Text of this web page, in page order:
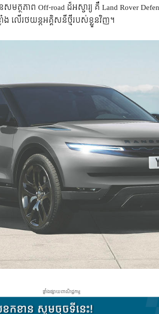
មត្ថភាព Off-road ដ៏អស្ចារ្យ គឺ Land Rover
ង លើរថយន្តអគ្គិសនីថ្មីរបស់ខ្លួនវិញ។
ផ្ទាំងផ្សាយពាណិជ្ជកម្ម